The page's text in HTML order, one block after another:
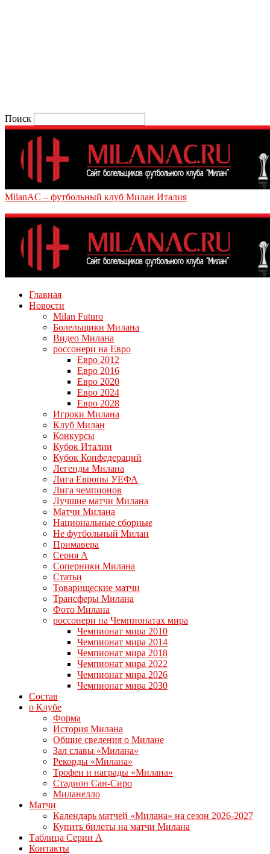
Поиск
MilanAC – футбольный клуб Милан Италия
Главная
Новости
Milan Futuro
Болельщики Милана
Видео Милана
россонери на Евро
Евро 2012
Евро 2016
Евро 2020
Евро 2024
Евро 2028
Игроки Милана
Клуб Милан
Конкурсы
Кубок Италии
Кубок Конфедераций
Легенды Милана
Лига Европы УЕФА
Лига чемпионов
Лучшие матчи Милана
Матчи Милана
Национальные сборные
Не футбольный Милан
Примавера
Серия А
Соперники Милана
Статьи
Товарищеские матчи
Трансферы Милана
Фото Милана
россонери на Чемпионатах мира
Чемпионат мира 2010
Чемпионат мира 2014
Чемпионат мира 2018
Чемпионат мира 2022
Чемпионат мира 2026
Чемпионат мира 2030
Состав
о Клубе
Форма
История Милана
Общие сведения о Милане
Зал славы «Милана»
Рекорды «Милана»
Трофеи и награды «Милана»
Стадион Сан-Сиро
Миланелло
Матчи
Календарь матчей «Милана» на сезон 2026-2027
Купить билеты на матчи Милана
Таблица Серии А
Контакты